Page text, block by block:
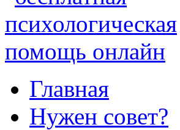
Главная
Нужен совет?